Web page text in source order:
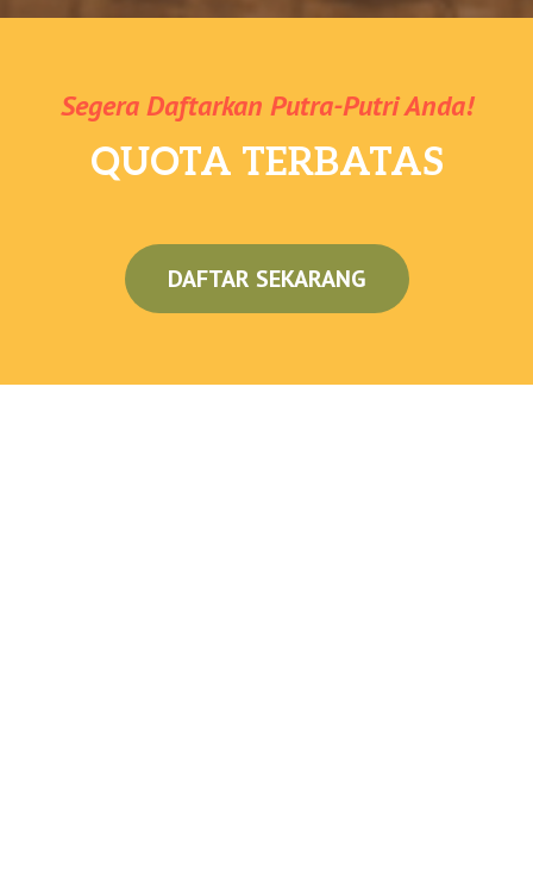
Segera Daftarkan Putra-Putri Anda!
QUOTA TERBATAS
DAFTAR SEKARANG